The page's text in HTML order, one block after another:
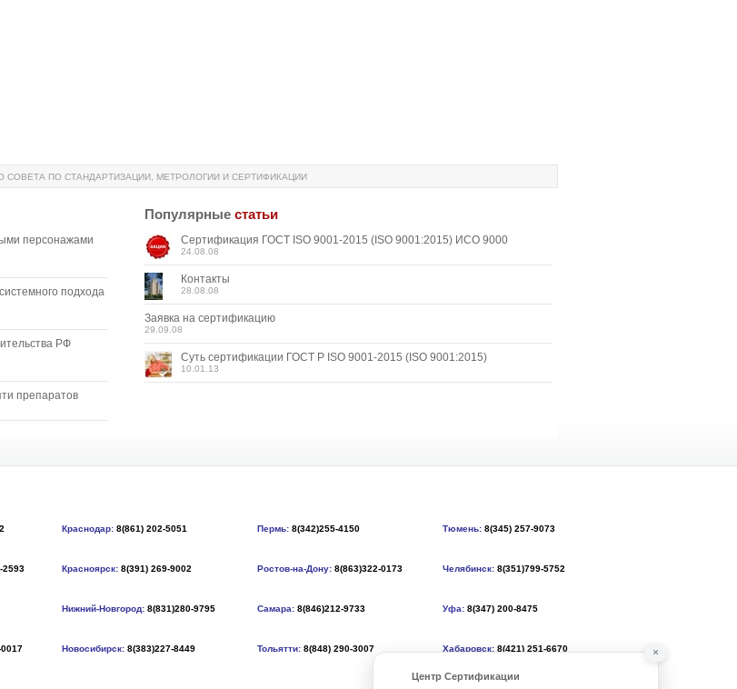
СОВЕТА ПО СТАНДАРТИЗАЦИИ, МЕТРОЛОГИИ И СЕРТИФИКАЦИИ
персонажами
подхода
РФ
препаратов
Популярныестатьи
Сертификация ГОСТ ISO 9001-2015 (ISO 9001:2015) ИСО 9000
24.08.08
Контакты
28.08.08
Заявка на сертификацию
29.09.08
Суть сертификации ГОСТ Р ISO 9001-2015 (ISO 9001:2015)
10.01.13
Краснодар: 8(861) 202-5051 Пермь: 8(342)255-4150 Тюмень: 8(345) 257-9073
2593 Красноярск: 8(391) 269-9002 Ростов-на-Дону: 8(863)322-0173 Челябинск: 8(351)799-5752
Нижний-Новгород: 8(831)280-9795 Самара: 8(846)212-9733 Уфа: 8(347) 200-8475
Новосибирск: 8(383)227-8449 Тольятти: 8(848) 290-3007 Хабаровск: 8(421) 251-6670 ×
Центр Сертификации